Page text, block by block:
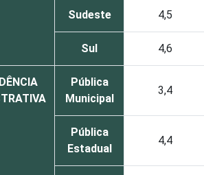
Sudeste 4,5
Sul 4,6
Pública
Municipal
3,4
Pública
Estadual
4,4